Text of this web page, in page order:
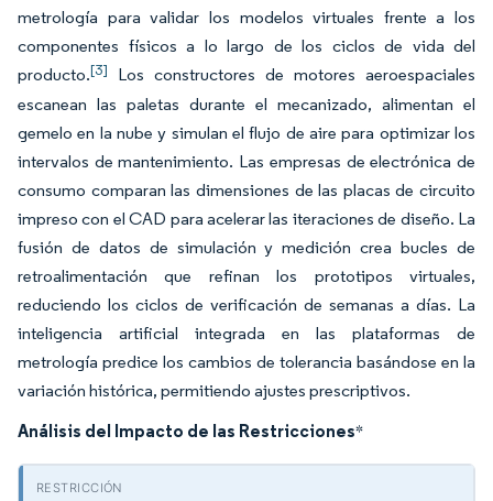
metrología para validar los modelos virtuales frente a los
componentes físicos a lo largo de los ciclos de vida del
producto.[3]
Los constructores de motores aeroespaciales
escanean las paletas durante el mecanizado, alimentan el
gemelo en la nube y simulan el flujo de aire para optimizar los
intervalos de mantenimiento. Las empresas de electrónica de
consumo comparan las dimensiones de las placas de circuito
impreso con el CAD para acelerar las iteraciones de diseño. La
fusión de datos de simulación y medición crea bucles de
retroalimentación que refinan los prototipos virtuales,
reduciendo los ciclos de verificación de semanas a días. La
inteligencia artificial integrada en las plataformas de
metrología predice los cambios de tolerancia basándose en la
variación histórica, permitiendo ajustes prescriptivos.
Análisis del Impacto de las Restricciones*